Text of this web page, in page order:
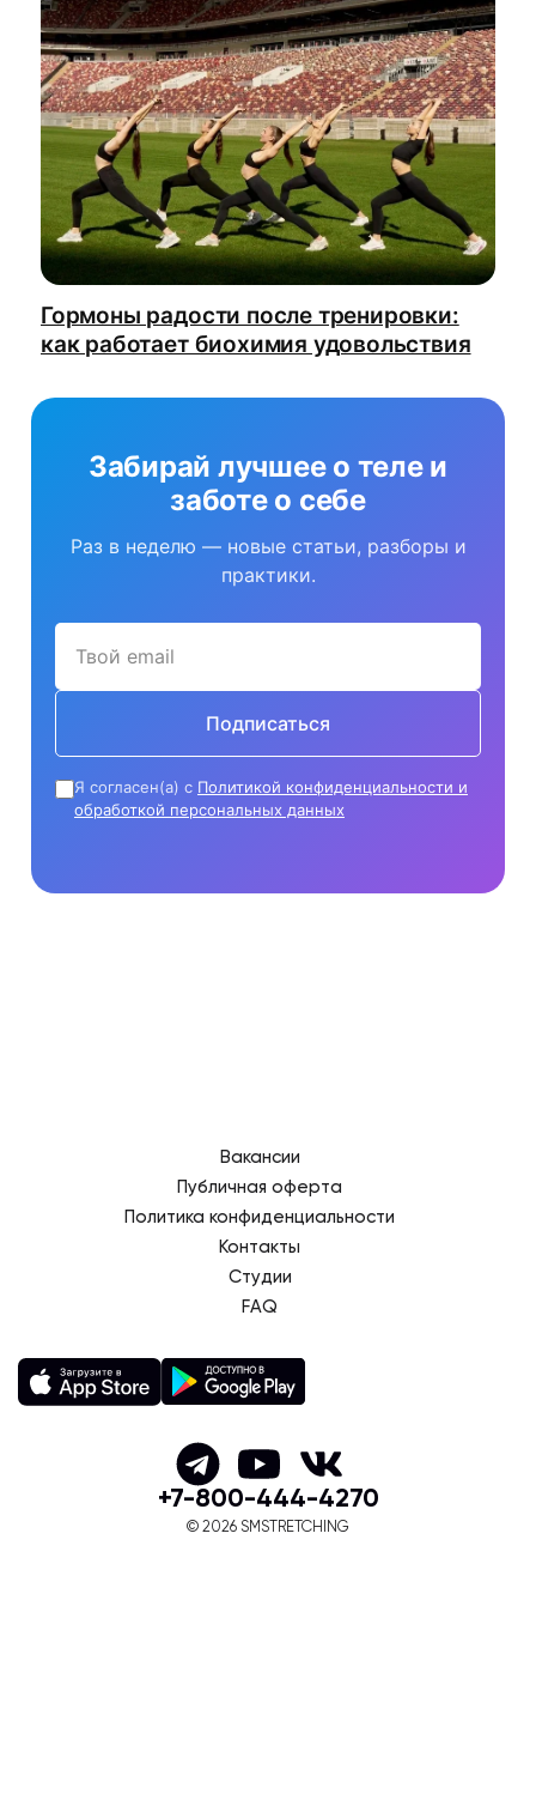
Гормоны радости после тренировки:
как работает биохимия удовольствия
Забирай лучшее о теле и
заботе о себе
Раз в неделю — новые статьи, разборы и
практики.
Подписаться
Я согласен(а) с Политикой конфиденциальности и
обработкой персональных данных
Вакансии
Публичная оферта
Политика конфиденциальности
Контакты
Студии
FAQ
+7-800-444-4270
© 2026 SMSTRETCHING